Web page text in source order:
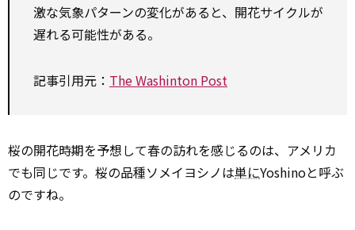
激な気象パターンの変化があると、開花サイクルが
遅れる可能性がある。
記事引用元： The Washinton Post
桜の開花時期を予想して春の訪れを感じるのは、アメリカ
でも同じです。桜の品種ソメイヨシノは単にYoshinoと呼ぶ
のですね。